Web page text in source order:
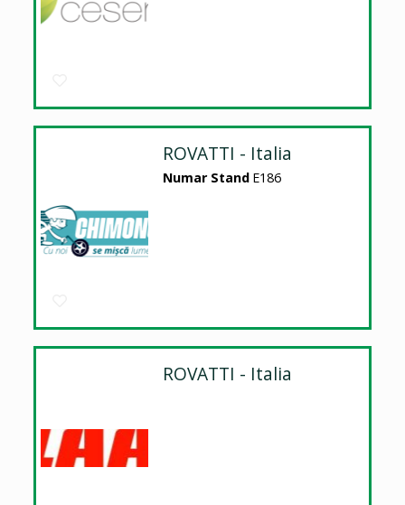
ROVATTI - Italia
Numar Stand E186
ROVATTI - Italia